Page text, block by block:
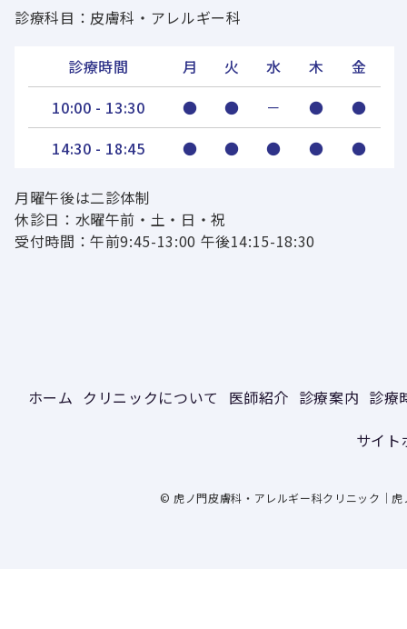
診療科目：皮膚科・アレルギー科
診療時間 月 火 水 木
金
10:00 - 13:30
● ● － ●
●
14:30 - 18:45
● ● ● ● ●
月曜午後は二診体制
休診日：水曜午前・土・日・祝
受付時間：午前9:45-13:00 午後14:15-18:30
ホーム クリニックについて 医師紹介 診療案内 診療
サイト
© 虎ノ門皮膚科・アレルギー科クリニック｜